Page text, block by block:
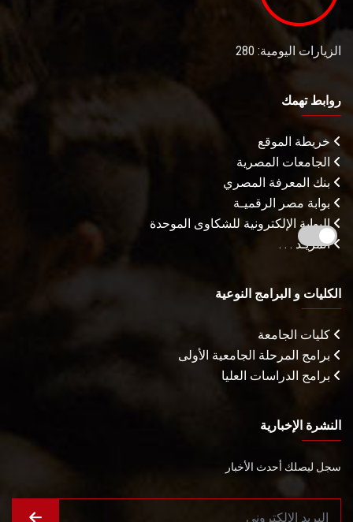
الزيارات اليومية: 280
روابط تهمك
خريطة الموقع
الجامعات المصرية
بنك المعرفة المصري
بوابة مصر الرقميـة
البوابة الإلكترونية للشكاوى الموحدة
المزيـد . . .
الكليات و البرامج النوعية
كليات الجامعة
برامج المرحلة الجامعية الأولى
برامج الدراسات العليا
النشرة الإخبارية
سجل ليصلك أحدث الأخبار